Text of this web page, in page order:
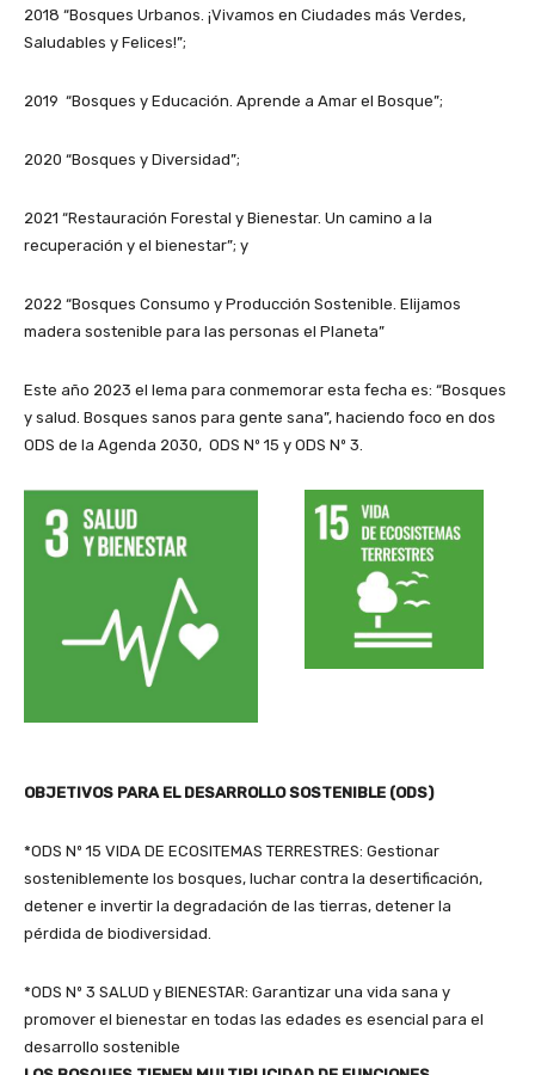
2018 “Bosques Urbanos. ¡Vivamos en Ciudades más Verdes,
Saludables y Felices!”;
2019 “Bosques y Educación. Aprende a Amar el Bosque”;
2020 “Bosques y Diversidad”;
2021 “Restauración Forestal y Bienestar. Un camino a la
recuperación y el bienestar”; y
2022 “Bosques Consumo y Producción Sostenible. Elijamos
madera sostenible para las personas el Planeta”
Este año 2023 el lema para conmemorar esta fecha es: “Bosques
y salud. Bosques sanos para gente sana”, haciendo foco en dos
ODS de la Agenda 2030, ODS Nº 15 y ODS Nº 3.
OBJETIVOS PARA EL DESARROLLO SOSTENIBLE (ODS)
*ODS Nº 15 VIDA DE ECOSITEMAS TERRESTRES: Gestionar
sosteniblemente los bosques, luchar contra la desertificación,
detener e invertir la degradación de las tierras, detener la
pérdida de biodiversidad.
*ODS Nº 3 SALUD y BIENESTAR: Garantizar una vida sana y
promover el bienestar en todas las edades es esencial para el
desarrollo sostenible